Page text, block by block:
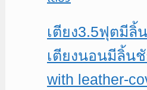
เตียง3.5ฟุตมีลิ้
เตียงนอนมีลิ้น
with leather-